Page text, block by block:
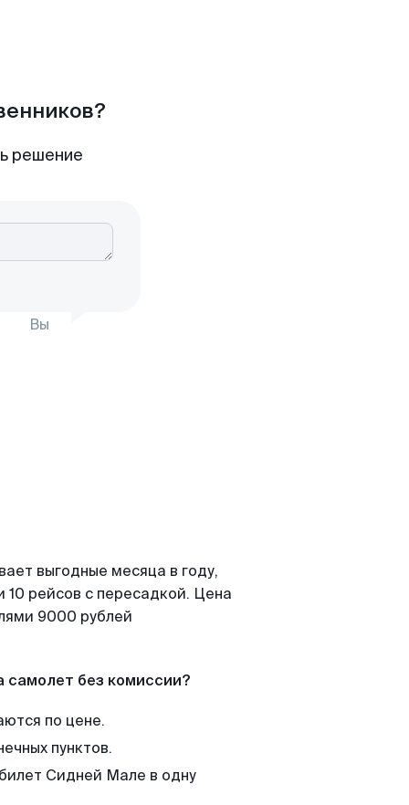
решение
Вы
выгодные месяца в году,
рейсов с пересадкой. Цена
9000 рублей
самолет без комиссии?
по цене.
пунктов.
Сидней Мале в одну